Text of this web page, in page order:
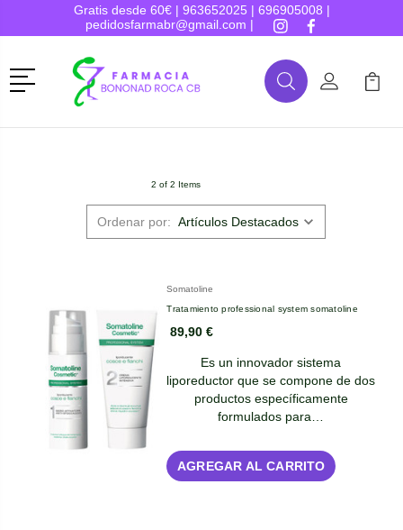
Gratis desde 60€ | 963652025 | 696905008 |
pedidosfarmabr@gmail.com |
Menú
BuscarMi Cuenta
Mi
2 of 2 Items
Ordenar por:
Somatoline
Tratamiento professional system somatoline
89,90 €
Es un innovador sistema
liporeductor que se compone de dos
productos específicamente
formulados para…
AGREGAR AL CARRITO